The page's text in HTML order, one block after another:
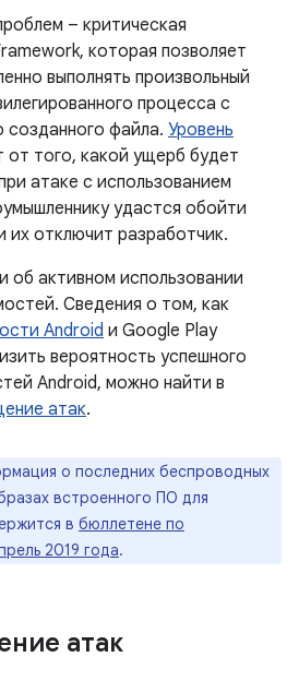
– критическая
которая позволяет
выполнять произвольный
процесса с
файла. Уровень
от того, какой ущерб будет
атаке с использованием
удастся обойти
их отключит разработчик.
об активном использовании
Сведения о том, как
Android и Google Play
вероятность успешного
Android, можно найти в
атак.
о последних беспроводных
встроенного ПО для
в бюллетене по
2019 года.
атак